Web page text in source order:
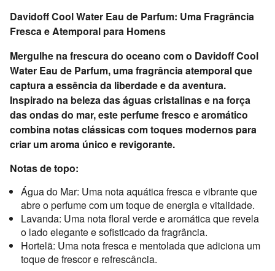
Davidoff Cool Water Eau de Parfum: Uma Fragrância
Fresca e Atemporal para Homens
Mergulhe na frescura do oceano com o Davidoff Cool
Water Eau de Parfum, uma fragrância atemporal que
captura a essência da liberdade e da aventura.
Inspirado na beleza das águas cristalinas e na força
das ondas do mar, este perfume fresco e aromático
combina notas clássicas com toques modernos para
criar um aroma único e revigorante.
Notas de topo:
Água do Mar: Uma nota aquática fresca e vibrante que
abre o perfume com um toque de energia e vitalidade.
Lavanda: Uma nota floral verde e aromática que revela
o lado elegante e sofisticado da fragrância.
Hortelã: Uma nota fresca e mentolada que adiciona um
toque de frescor e refrescância.